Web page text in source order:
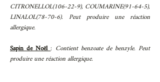
CITRONELLOL(106-22-9), COUMARINE(91-64-5),
LINALOL(78-70-6). Peut produire une réaction
allergique.
Sapin de Noël: Contient benzoate de benzyle. Peut
produire une réaction allergique.